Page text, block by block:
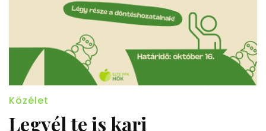
Közélet
Legyél te is kari